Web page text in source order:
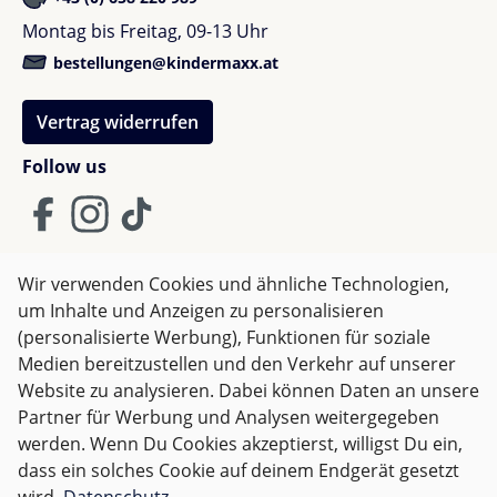
Armlehnenabdeckung
Inkl. Becherhalter
Reisetasche
Mihaela T.
Verified buyer
Este super!! O recomand din inima! Am dat comanda
din România, mi a venit intr o săptămâna și puțin.
Am prins și un cod de reducere și am luat o mai
știut, însă am avut cui sa o dau. Este extraordinara!!
Shop customer
Bewertung mit 5 von 5 Sternen
Verified buyer
Follow us
Montag bis Freitag, 09-13 Uhr
bestellungen@kindermaxx.at
Vertrag widerrufen
AGB Impressum
Datenschutz
Widerrufsrecht
Alle Preise inkl. gesetzl. Mehrwertsteuer zzgl.Versandkosten
und ggf. Nachnahmegebühren, wenn nicht anders
angegeben.
Wir verwenden Cookies und ähnliche Technologien,
um Inhalte und Anzeigen zu personalisieren
(personalisierte Werbung), Funktionen für soziale
Medien bereitzustellen und den Verkehr auf unserer
Website zu analysieren. Dabei können Daten an unsere
Partner für Werbung und Analysen weitergegeben
werden. Wenn Du Cookies akzeptierst, willigst Du ein,
dass ein solches Cookie auf deinem Endgerät gesetzt